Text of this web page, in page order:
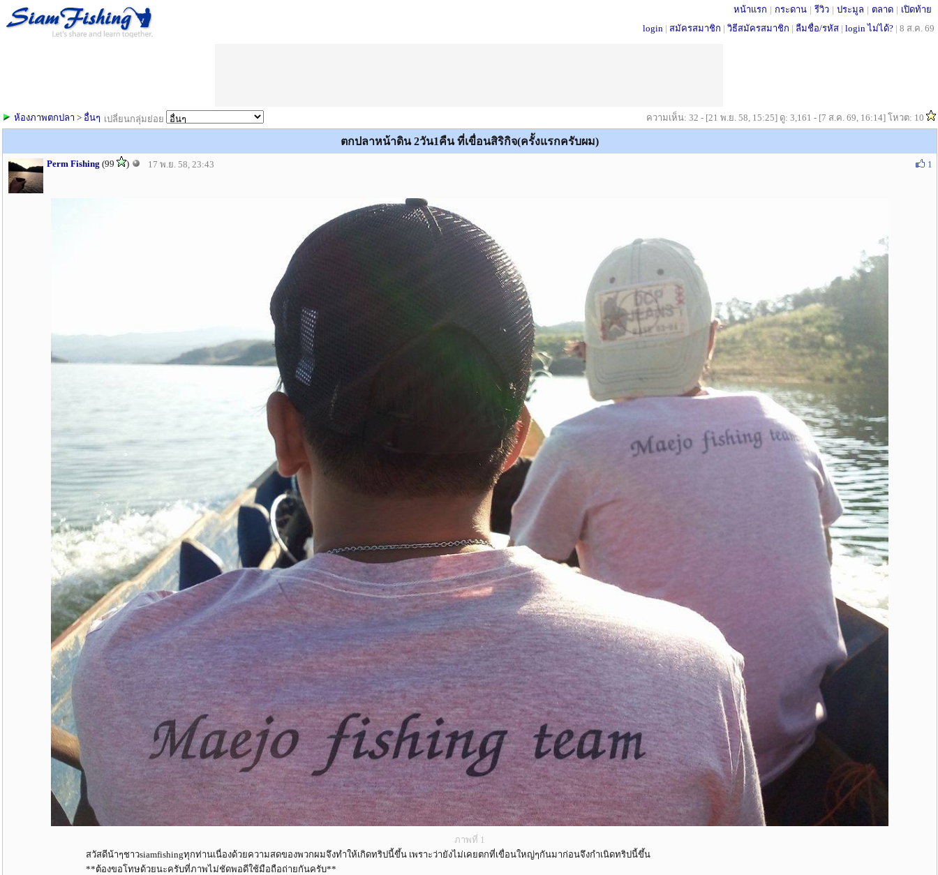
หน้าแรก | กระดาน | รีวิว | ประมูล | ตลาด | เปิดท้าย
login | สมัครสมาชิก | วิธีสมัครสมาชิก | ลืมชื่อ/รหัส | login ไม่ได้? | 8 ส.ค. 69
เปลี่ยนกลุ่มย่อย
ห้องภาพตกปลา > อื่นๆ ความเห็น: 32 - [21 พ.ย. 58, 15:25] ดู: 3,161 - [7 ส.ค. 69, 16:14] โหวต: 10
ตกปลาหน้าดิน 2วัน1คืน ที่เขื่อนสิริกิจ(ครั้งแรกครับผม)
Perm Fishing (99 ) 17 พ.ย. 58, 23:43 1
ภาพที่ 1
สวัสดีน้าๆชาวsiamfishingทุกท่านเนื่องด้วยความสดของพวกผมจึงทำให้เกิดทริปนี้ขึ้น เพราะว่ายังไม่เคยตกที่เขื่อนใหญ่ๆกันมาก่อนจึงกำเนิดทริปนี้ขึ้น
**ต้องขอโทษด้วยนะครับที่ภาพไม่ชัดพอดีใช้มือถือถ่ายกันครับ**